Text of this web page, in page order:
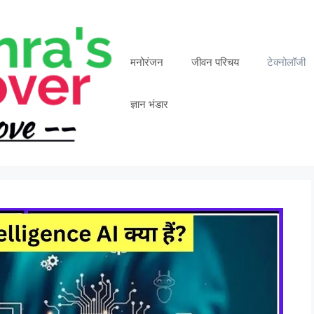
मनोरंजन जीवन परिचय टेक्नोलॉजी
ज्ञान भंडार